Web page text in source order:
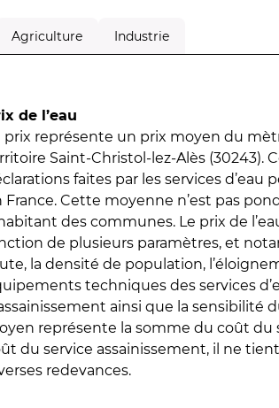
Agriculture Industrie
de l’eau
prix représente un prix moyen du
Saint-Christol-lez-Alès (30243).
faites par les services d’eau
France. Cette moyenne n’est pas
des communes. Le prix de
de plusieurs paramètres, et
la densité de population,
techniques des services
ainsi que la sensibilité
représente la somme du coût du
du service assainissement, il ne
redevances.